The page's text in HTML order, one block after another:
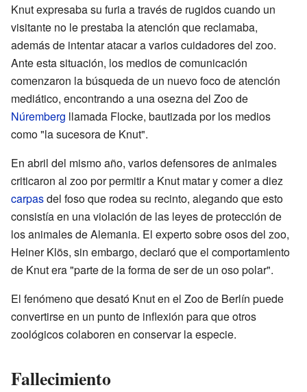
Knut expresaba su furia a través de rugidos cuando un
visitante no le prestaba la atención que reclamaba,
además de intentar atacar a varios cuidadores del zoo.
Ante esta situación, los medios de comunicación
comenzaron la búsqueda de un nuevo foco de atención
mediático, encontrando a una osezna del Zoo de
Núremberg llamada Flocke, bautizada por los medios
como "la sucesora de Knut".
En abril del mismo año, varios defensores de animales
criticaron al zoo por permitir a Knut matar y comer a diez
carpasdel foso que rodea su recinto, alegando que esto
consistía en una violación de las leyes de protección de
los animales de Alemania. El experto sobre osos del zoo,
Heiner Klös, sin embargo, declaró que el comportamiento
de Knut era "parte de la forma de ser de un oso polar".
El fenómeno que desató Knut en el Zoo de Berlín puede
convertirse en un punto de inflexión para que otros
zoológicos colaboren en conservar la especie.
Fallecimiento